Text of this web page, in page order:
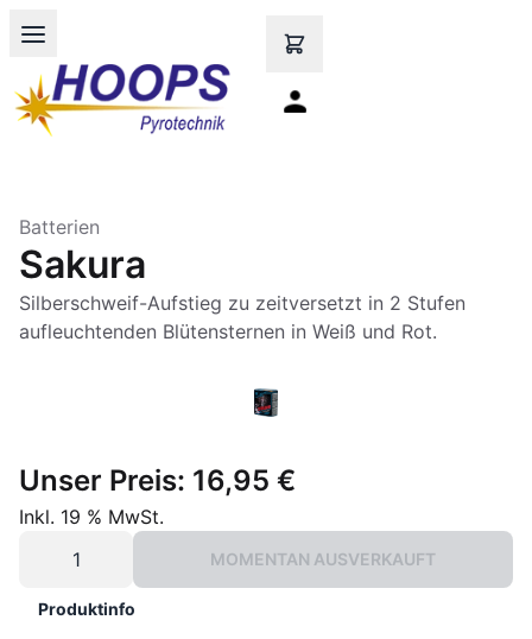
Open main menu
Batterien
Sakura
Silberschweif-Aufstieg zu zeitversetzt in 2 Stufen
aufleuchtenden Blütensternen in Weiß und Rot.
Unser Preis: 16,95 €
Inkl. 19 % MwSt.
MOMENTAN AUSVERKAUFT
Produktinfo